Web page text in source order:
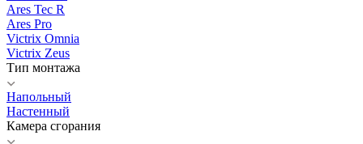
Ares Tec R
Ares Pro
Victrix Omnia
Victrix Zeus
Тип монтажа
Напольный
Настенный
Камера сгорания